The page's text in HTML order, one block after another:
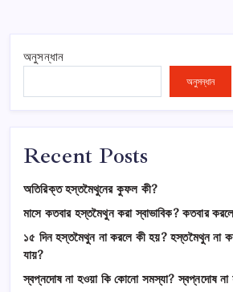
অনুসন্ধান
অনুসন্ধান
Recent Posts
অতিরিক্ত হস্তমৈথুনের কুফল কী?
মাসে কতবার হস্তমৈথুন করা স্বাভাবিক? কতবার
১৫ দিন হস্তমৈথুন না করলে কী হয়? হস্তমৈথুন না
যায়?
স্বপ্নদোষ না হওয়া কি কোনো সমস্যা? স্বপ্নদোষ না